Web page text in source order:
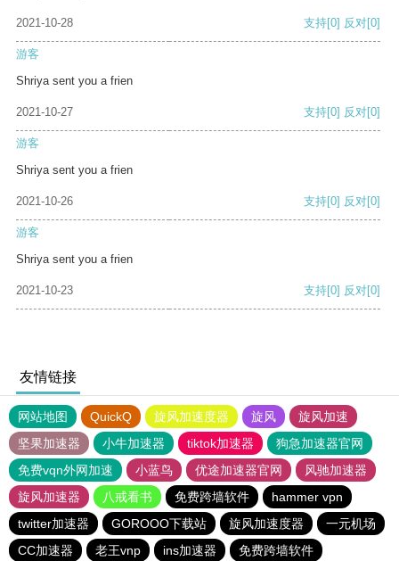
2021-10-28 支持[0] 反对[0]
游客
Shriya sent you a frien
2021-10-27 支持[0] 反对[0]
游客
Shriya sent you a frien
2021-10-26 支持[0] 反对[0]
游客
Shriya sent you a frien
2021-10-23 支持[0] 反对[0]
友情链接
网站地图 QuickQ 旋风加速度器 旋风
旋风加速
坚果加速器
小牛加速器 tiktok加速器
狗急加速器官网
免费vqn外网加速
小蓝鸟 优途加速器官网
风驰加速器
旋风加速器
八戒看书 免费跨墙软件
hammer vpn
twitter加速器
GOROOO下载站 旋风加速度器
一元机场
CC加速器
老王vnp ins加速器 免费跨墙软件